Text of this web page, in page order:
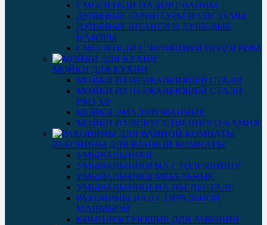
СМЕСИТЕЛИ НА БОРТ ВАННЫ
ДУШЕВЫЕ ГАРНИТУРЫ И СИСТЕМЫ
ДУШЕВЫЕ ШТАНГИ И ДУШЕВЫЕ
НАБОРЫ
СМЕСИТЕЛИ С ФУНКЦИЕЙ ПОДОГРЕВА
МОЙКИ ДЛЯ КУХНИ
МОЙКИ ИЗ НЕРЖАВЕЮЩЕЙ СТАЛИ
МОЙКИ ИЗ НЕРЖАВЕЮЩЕЙ СТАЛИ
PRO 3.0
МОЙКИ ЭМАЛИРОВАННЫЕ
МОЙКИ ИЗ ИСКУССТВЕННОГО КАМНЯ
РАКОВИНЫ ДЛЯ ВАННОЙ КОМНАТЫ
УМЫВАЛЬНИКИ
УМЫВАЛЬНИКИ НА СТОЛЕШНИЦУ
УМЫВАЛЬНИКИ МЕБЕЛЬНЫЕ
УМЫВАЛЬНИКИ НА ПЬЕДЕСТАЛЕ
РАКОВИНЫ НАД СТИРАЛЬНОЙ
МАШИНОЙ
КОМПЛЕКТУЮЩИЕ ДЛЯ РАКОВИН